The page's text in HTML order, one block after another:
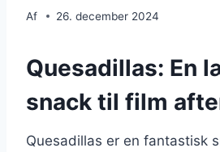
Af 26. december 2024
Quesadillas: En
snack til film
Quesadillas er en fantastisk